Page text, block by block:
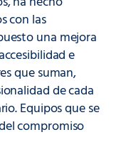
con las
una mejora
e
que suman,
de cada
Equipos que se
compromiso